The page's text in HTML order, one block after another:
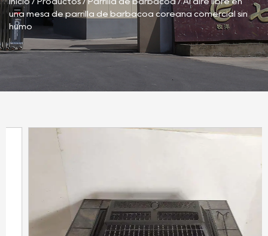
una mesa de parrilla de barbacoa coreana comercial sin
humo